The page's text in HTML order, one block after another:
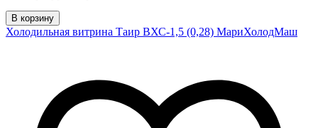
В корзину
Холодильная витрина Таир ВХС-1,5 (0,28) МариХолодМаш